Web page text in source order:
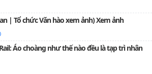
| Tổ chức Văn hào xem ảnh) Xem ảnh
Áo choàng như thế nào đều là tạp trì nhân